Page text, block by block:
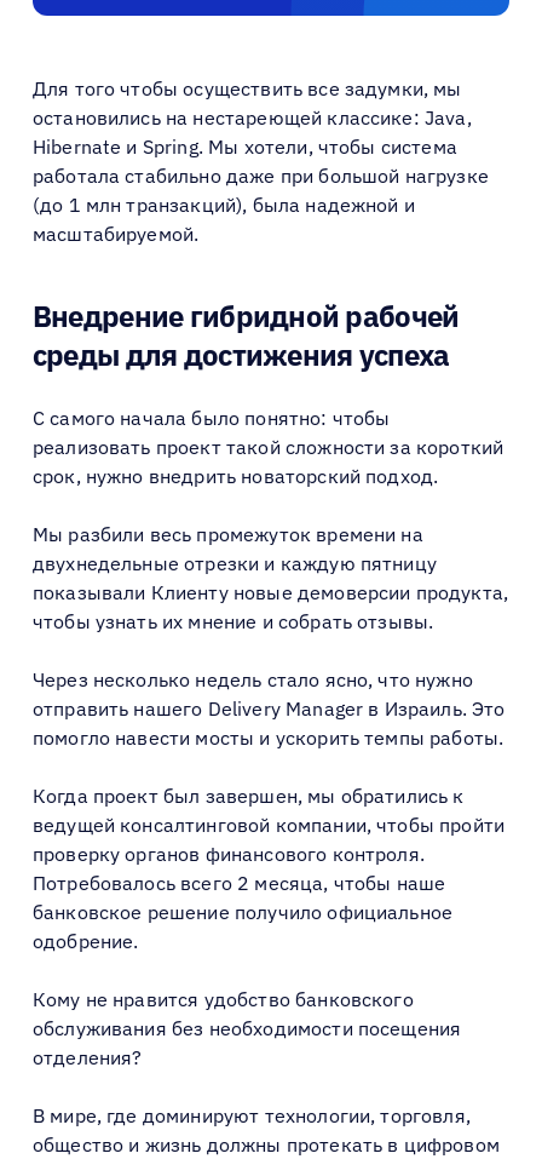
Для того чтобы осуществить все задумки, мы
остановились на нестареющей классике: Java,
Hibernate и Spring. Мы хотели, чтобы система
работала стабильно даже при большой нагрузке
(до 1 млн транзакций), была надежной и
масштабируемой.
Внедрение гибридной рабочей
среды для достижения успеха
С самого начала было понятно: чтобы
реализовать проект такой сложности за короткий
срок, нужно внедрить новаторский подход.
Мы разбили весь промежуток времени на
двухнедельные отрезки и каждую пятницу
показывали Клиенту новые демоверсии продукта,
чтобы узнать их мнение и собрать отзывы.
Через несколько недель стало ясно, что нужно
отправить нашего Delivery Manager в Израиль. Это
помогло навести мосты и ускорить темпы работы.
Когда проект был завершен, мы обратились к
ведущей консалтинговой компании, чтобы пройти
проверку органов финансового контроля.
Потребовалось всего 2 месяца, чтобы наше
банковское решение получило официальное
одобрение.
Кому не нравится удобство банковского
обслуживания без необходимости посещения
отделения?
В мире, где доминируют технологии, торговля,
общество и жизнь должны протекать в цифровом